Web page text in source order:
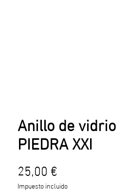
Anillo de vidrio
PIEDRA XXI
25,00 €
Impuesto incluido